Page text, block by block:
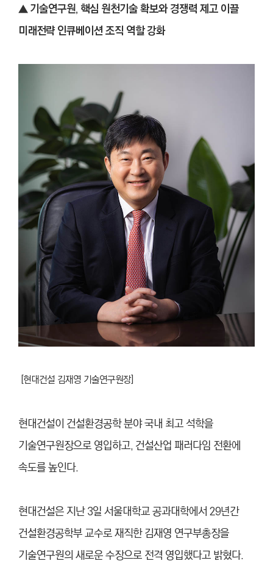
▲기술연구원, 핵심 원천기술 확보와 경쟁력 제고 이끌
미래전략 인큐베이션 조직 역할 강화
[현대건설 김재영 기술연구원장]
현대건설이 건설환경공학 분야 국내 최고 석학을
기술연구원장으로 영입하고, 건설산업 패러다임 전환에
속도를 높인다.
현대건설은 지난 3일 서울대학교 공과대학에서 29년간
건설환경공학부 교수로 재직한 김재영 연구부총장을
기술연구원의 새로운 수장으로 전격 영입했다고 밝혔다.